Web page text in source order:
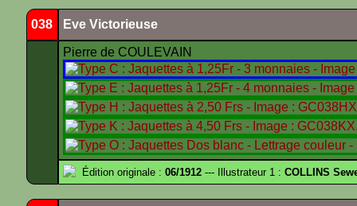
038 Eve Victorieuse
Pierre de COULEVAIN
Édition originale : 06/1912 --- Illustrateur 1 : COLLINS